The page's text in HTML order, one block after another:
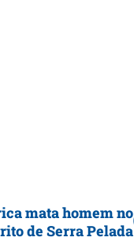
mata homem no
de Serra Pelada